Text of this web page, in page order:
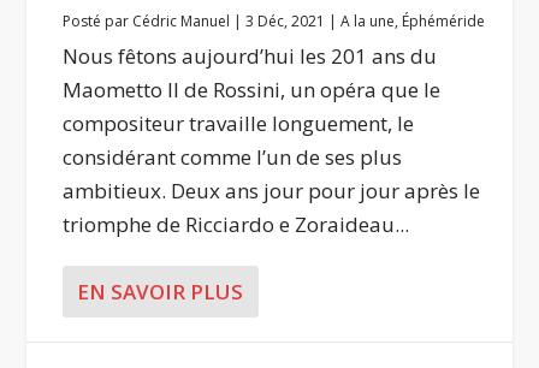
Posté par Cédric Manuel |3 Déc, 2021 |A la une, Éphéméride
Nous fêtons aujourd’hui les 201 ans du
Maometto II de Rossini, un opéra que le
compositeur travaille longuement, le
considérant comme l’un de ses plus
ambitieux. Deux ans jour pour jour après le
triomphe de Ricciardo e Zoraideau...
EN SAVOIR PLUS